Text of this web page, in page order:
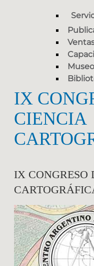
IX
CIENCIA
IX CONGRESO